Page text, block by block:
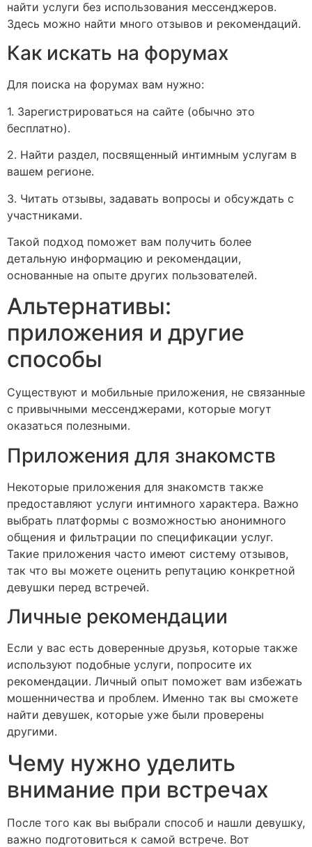
найти услуги без использования мессенджеров.
Здесь можно найти много отзывов и рекомендаций.
Как искать на форумах
Для поиска на форумах вам нужно:
1. Зарегистрироваться на сайте (обычно это
бесплатно).
2. Найти раздел, посвященный интимным услугам в
вашем регионе.
3. Читать отзывы, задавать вопросы и обсуждать с
участниками.
Такой подход поможет вам получить более
детальную информацию и рекомендации,
основанные на опыте других пользователей.
Альтернативы:
приложения и другие
способы
Существуют и мобильные приложения, не связанные
с привычными мессенджерами, которые могут
оказаться полезными.
Приложения для знакомств
Некоторые приложения для знакомств также
предоставляют услуги интимного характера. Важно
выбрать платформы с возможностью анонимного
общения и фильтрации по спецификации услуг.
Такие приложения часто имеют систему отзывов,
так что вы можете оценить репутацию конкретной
девушки перед встречей.
Личные рекомендации
Если у вас есть доверенные друзья, которые также
используют подобные услуги, попросите их
рекомендации. Личный опыт поможет вам избежать
мошенничества и проблем. Именно так вы сможете
найти девушек, которые уже были проверены
другими.
Чему нужно уделить
внимание при встречах
После того как вы выбрали способ и нашли девушку,
важно подготовиться к самой встрече. Вот